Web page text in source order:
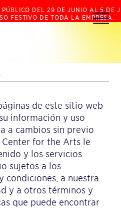
PÚBLICO DEL 29 DE JUNIO AL 5 DE
FESTIVO DE TODA LA EMPRESA.
de este sitio web
información y uso
a cambios sin previo
Center for the Arts le
y los servicios
sujetos a los
condiciones, a nuestra
y a otros términos y
que puede encontrar